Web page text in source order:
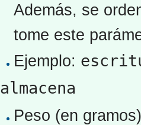
Además, se
tome este
Ejemplo:
almacena
Peso (en